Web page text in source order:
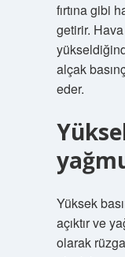
fırtına gibi
getirir.
alçak
eder.
Yüksek
açıktır ve
olarak